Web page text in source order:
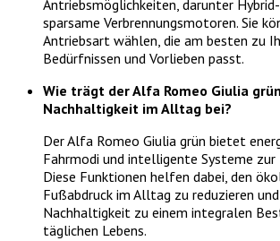
Antriebsmöglichkeiten, darunter
sparsame Verbrennungsmotoren. Sie
Antriebsart wählen, die am besten zu
Bedürfnissen und Vorlieben passt.
Wie trägt der Alfa Romeo Giulia
Nachhaltigkeit im Alltag bei?
Der Alfa Romeo Giulia grün bietet
Fahrmodi und intelligente Systeme zur
Diese Funktionen helfen dabei, den
Fußabdruck im Alltag zu reduzieren
Nachhaltigkeit zu einem integralen
täglichen Lebens.